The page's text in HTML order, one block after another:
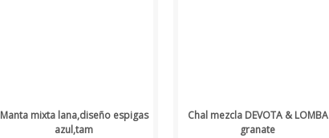
Manta mixta lana,diseño espigas
azul,tam
Chal mezcla DEVOTA & LOMBA
granate